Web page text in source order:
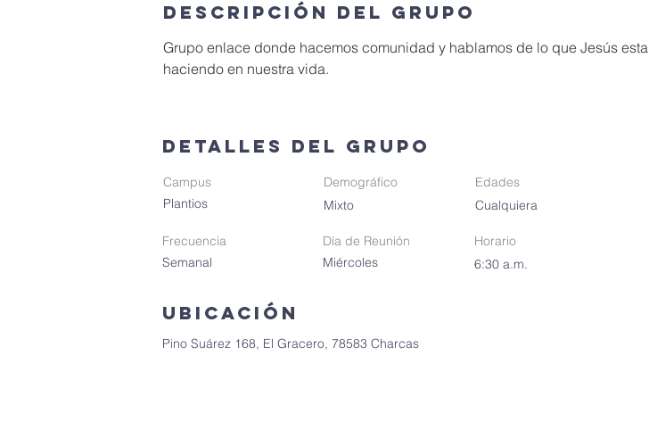
Descripción del grupo
Grupo enlace donde hacemos comunidad y hablamos de lo que Jesús esta
haciendo en nuestra vida.
Detalles del grupo
Campus
Plantios
Demográfico
Mixto
Edades
Cualquiera
Frecuencia
Semanal
Día de Reunión
Miércoles
Horario
6:30 a.m.
Ubicación
Pino Suárez 168, El Gracero, 78583 Charcas